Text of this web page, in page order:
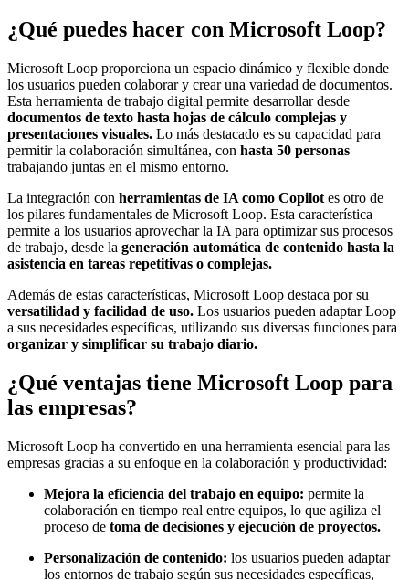
¿Qué puedes hacer con Microsoft Loop?
Microsoft Loop proporciona un espacio dinámico y flexible donde
los usuarios pueden colaborar y crear una variedad de documentos.
Esta herramienta de trabajo digital permite desarrollar desde
documentos de texto hasta hojas de cálculo complejas y
presentaciones visuales. Lo más destacado es su capacidad para
permitir la colaboración simultánea, con hasta 50 personas
trabajando juntas en el mismo entorno.
La integración con herramientas de IA como Copilot es otro de
los pilares fundamentales de Microsoft Loop. Esta característica
permite a los usuarios aprovechar la IA para optimizar sus procesos
de trabajo, desde la generación automática de contenido hasta la
asistencia en tareas repetitivas o complejas.
Además de estas características, Microsoft Loop destaca por su
versatilidad y facilidad de uso. Los usuarios pueden adaptar Loop
a sus necesidades específicas, utilizando sus diversas funciones para
organizar y simplificar su trabajo diario.
¿Qué ventajas tiene Microsoft Loop para
las empresas?
Microsoft Loop ha convertido en una herramienta esencial para las
empresas gracias a su enfoque en la colaboración y productividad:
Mejora la eficiencia del trabajo en equipo: permite la
colaboración en tiempo real entre equipos, lo que agiliza el
proceso de toma de decisiones y ejecución de proyectos.
Personalización de contenido: los usuarios pueden adaptar
los entornos de trabajo según sus necesidades específicas,